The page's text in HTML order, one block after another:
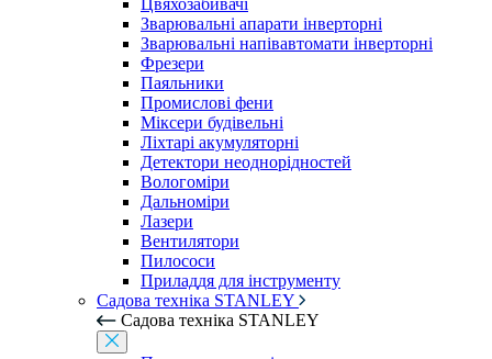
Цвяхозабивачі
Зварювальні апарати інверторні
Зварювальні напівавтомати інверторні
Фрезери
Паяльники
Промислові фени
Міксери будівельні
Ліхтарі акумуляторні
Детектори неоднорідностей
Вологоміри
Дальноміри
Лазери
Вентилятори
Пилососи
Приладдя для інструменту
Садова техніка STANLEY
Садова техніка STANLEY